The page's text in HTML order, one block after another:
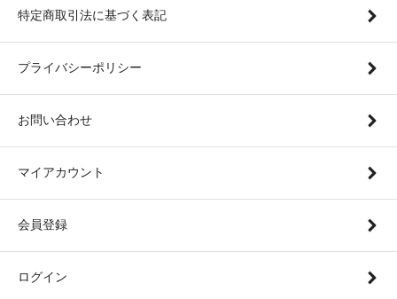
特定商取引法に基づく表記
プライバシーポリシー
お問い合わせ
マイアカウント
会員登録
ログイン